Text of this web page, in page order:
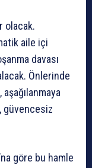
olacak.
aile içi
davası
Önlerinde
güvencesiz
göre bu hamle